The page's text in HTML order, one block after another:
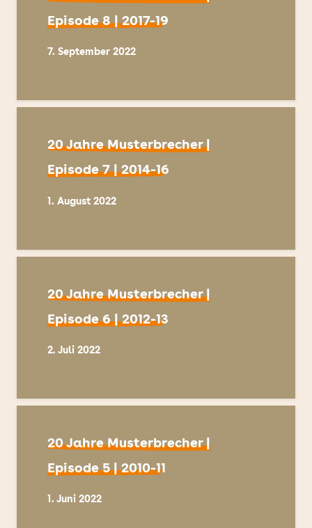
Episode 8 | 2017-19
7. September 2022
20 Jahre Musterbrecher |
Episode 7 | 2014-16
1. August 2022
20 Jahre Musterbrecher |
Episode 6 | 2012-13
2. Juli 2022
20 Jahre Musterbrecher |
Episode 5 | 2010-11
1. Juni 2022